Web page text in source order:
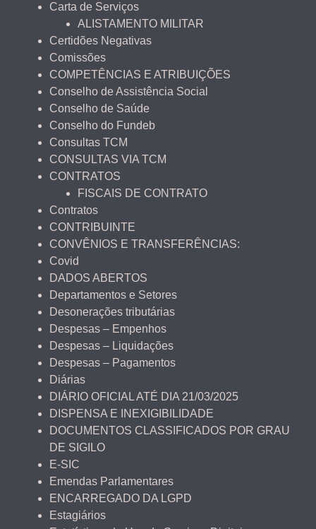
Carta de Serviços
ALISTAMENTO MILITAR
Certidões Negativas
Comissões
COMPETÊNCIAS E ATRIBUIÇÕES
Conselho de Assistência Social
Conselho de Saúde
Conselho do Fundeb
Consultas TCM
CONSULTAS VIA TCM
CONTRATOS
FISCAIS DE CONTRATO
Contratos
CONTRIBUINTE
CONVÊNIOS E TRANSFERÊNCIAS:
Covid
DADOS ABERTOS
Departamentos e Setores
Desonerações tributárias
Despesas – Empenhos
Despesas – Liquidações
Despesas – Pagamentos
Diárias
DIÁRIO OFICIAL ATÉ DIA 21/03/2025
DISPENSA E INEXIGIBILIDADE
DOCUMENTOS CLASSIFICADOS POR GRAU
DE SIGILO
E-SIC
Emendas Parlamentares
ENCARREGADO DA LGPD
Estagiários